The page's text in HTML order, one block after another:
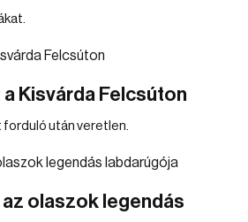
a Kisvárda Felcsúton
után veretlen.
olaszok legendás